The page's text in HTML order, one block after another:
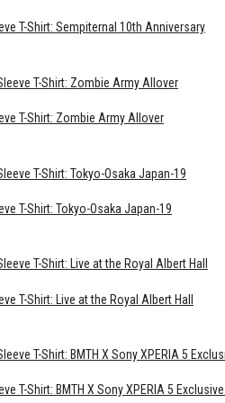
T-Shirt: Sempiternal 10th Anniversary
T-Shirt: Zombie Army Allover
T-Shirt: Tokyo-Osaka Japan-19
T-Shirt: Live at the Royal Albert Hall
T-Shirt: BMTH X Sony XPERIA 5